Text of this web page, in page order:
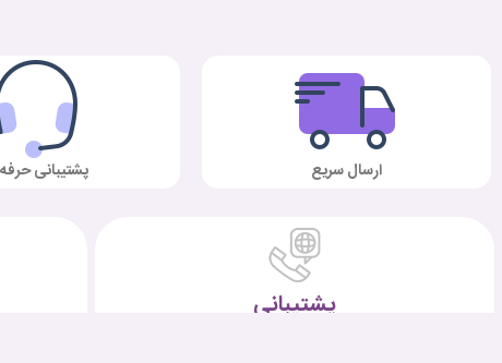
ارسال سریع پشتیبانی
پشتیبانی